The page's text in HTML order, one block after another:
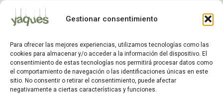
Gestionar consentimiento
Para ofrecer las mejores experiencias, utilizamos tecnologías como las
cookies para almacenar y/o acceder a la información del dispositivo. El
consentimiento de estas tecnologías nos permitirá procesar datos como
el comportamiento de navegación o las identificaciones únicas en este
sitio. No consentir o retirar el consentimiento, puede afectar
negativamente a ciertas características y funciones.
Dirección de Envío
Preguntas Frecuentes
ATENCIÓN AL CLIENTE